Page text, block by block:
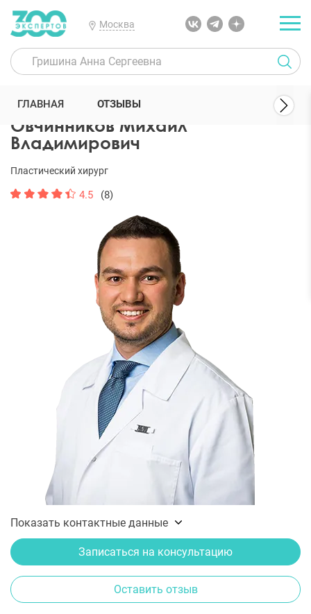
Москва
300 Экспертов Пластические хирурги Овчинников Михаил
Овчинников Михаил
Владимирович
Пластический хирург
4.5 (8)
Показать контактные данные
Записаться на консультацию
Оставить отзыв
ГЛАВНАЯ ОТЗЫВЫ